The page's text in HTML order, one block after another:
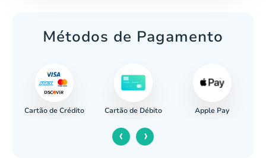
Métodos de Pagamento
Cartão de Crédito Cartão de Débito Apple Pay
‹ ›